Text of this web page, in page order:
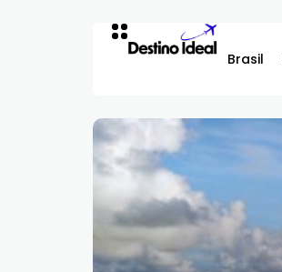
Brasil